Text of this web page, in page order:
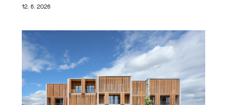
12. 6. 2026